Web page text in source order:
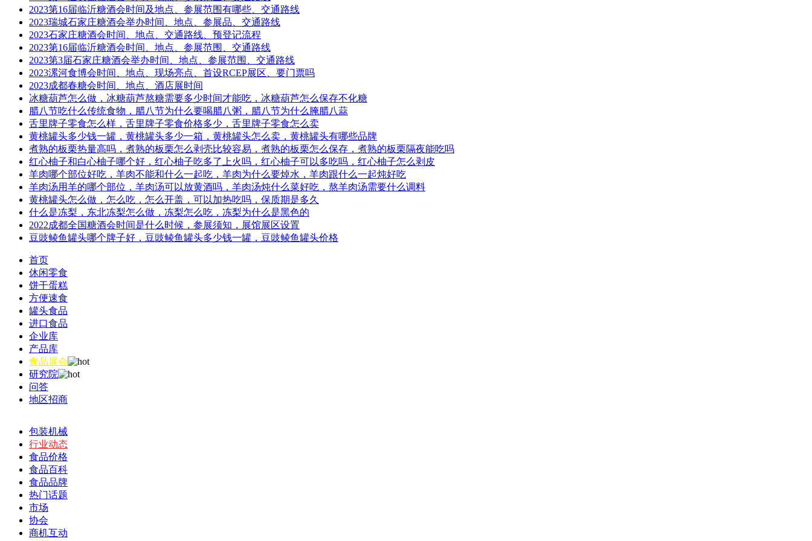
2023第16届临沂糖酒会时间及地点、参展范围有哪些、交通路线
2023瑞城石家庄糖酒会举办时间、地点、参展品、交通路线
2023石家庄糖酒会时间、地点、交通路线、预登记流程
2023第16届临沂糖酒会时间、地点、参展范围、交通路线
2023第3届石家庄糖酒会举办时间、地点、参展范围、交通路线
2023漯河食博会时间、地点、现场亮点、首设RCEP展区、要门票吗
2023成都春糖会时间、地点、酒店展时间
冰糖葫芦怎么做，冰糖葫芦熬糖需要多少时间才能吃，冰糖葫芦怎么保存不化糖
腊八节吃什么传统食物，腊八节为什么要喝腊八粥，腊八节为什么腌腊八蒜
舌里牌子零食怎么样，舌里牌子零食价格多少，舌里牌子零食怎么卖
黄桃罐头多少钱一罐，黄桃罐头多少一箱，黄桃罐头怎么卖，黄桃罐头有哪些品牌
煮熟的板栗热量高吗，煮熟的板栗怎么剥壳比较容易，煮熟的板栗怎么保存，煮熟的板栗隔夜能吃吗
红心柚子和白心柚子哪个好，红心柚子吃多了上火吗，红心柚子可以多吃吗，红心柚子怎么剥皮
羊肉哪个部位好吃，羊肉不能和什么一起吃，羊肉为什么要焯水，羊肉跟什么一起炖好吃
羊肉汤用羊的哪个部位，羊肉汤可以放黄酒吗，羊肉汤炖什么菜好吃，熬羊肉汤需要什么调料
黄桃罐头怎么做，怎么吃，怎么开盖，可以加热吃吗，保质期是多久
什么是冻梨，东北冻梨怎么做，冻梨怎么吃，冻梨为什么是黑色的
2022成都全国糖酒会时间是什么时候，参展须知，展馆展区设置
豆豉鲮鱼罐头哪个牌子好，豆豉鲮鱼罐头多少钱一罐，豆豉鲮鱼罐头价格
首页
休闲零食
饼干蛋糕
方便速食
罐头食品
进口食品
企业库
产品库
食品展会
研究院
问答
地区招商
包装机械
行业动态
食品价格
食品百科
食品品牌
热门话题
市场
协会
商机互动